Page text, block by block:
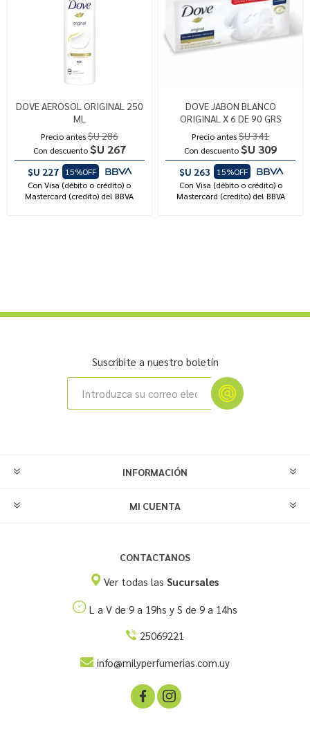
DOVE AEROSOL ORIGINAL 250
ML
Precio antes$U 286
Con descuento $U 267
$U 227
15%OFF
Con Visa (débito o crédito) o
Mastercard (credito) del BBVA
DOVE JABON BLANCO
ORIGINAL X 6 DE 90 GRS
Precio antes$U 341
Con descuento $U 309
$U 263
15%OFF
Con Visa (débito o crédito) o
Mastercard (credito) del BBVA
Suscribite a nuestro boletín
INFORMACIÓN
MI CUENTA
CONTACTANOS
Ver todas las Sucursales
L a V de 9 a 19hs y S de 9 a 14hs
25069221
info@milyperfumerias.com.uy